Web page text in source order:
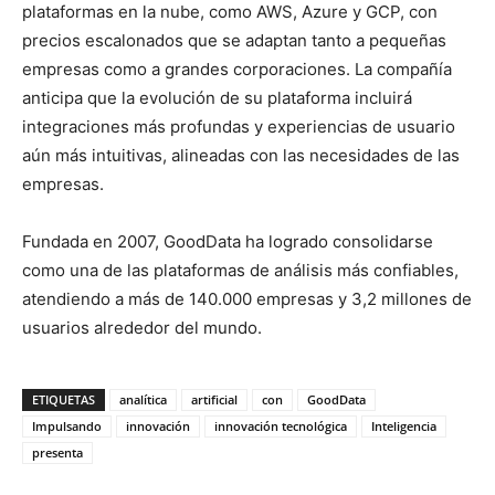
plataformas en la nube, como AWS, Azure y GCP, con
precios escalonados que se adaptan tanto a pequeñas
empresas como a grandes corporaciones. La compañía
anticipa que la evolución de su plataforma incluirá
integraciones más profundas y experiencias de usuario
aún más intuitivas, alineadas con las necesidades de las
empresas.
Fundada en 2007, GoodData ha logrado consolidarse
como una de las plataformas de análisis más confiables,
atendiendo a más de 140.000 empresas y 3,2 millones de
usuarios alrededor del mundo.
ETIQUETAS analítica artificial con
GoodData
Impulsando
innovación innovación tecnológica
Inteligencia
presenta